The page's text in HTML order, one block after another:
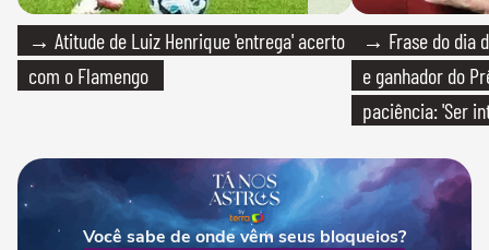
→ Atitude de Luiz Henrique 'entrega' acerto
com o Flamengo
→ Frase do dia
e ganhador do
paciência: 'Ser
Você sabe de onde vêm seus bloqueios?